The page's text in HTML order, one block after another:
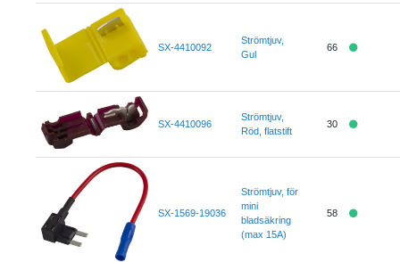
SX-4410092
Strömtjuv,
Gul
66
SX-4410096
Strömtjuv,
Röd, flatstift
30
SX-1569-19036
Strömtjuv, för
mini
bladsäkring
(max 15A)
58